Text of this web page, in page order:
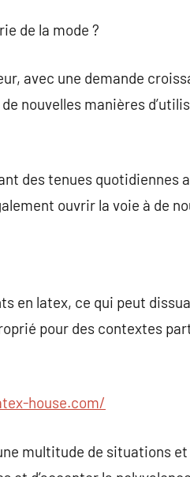
de la mode ?
avec une demande
nouvelles manières
des tenues quotidiennes
ouvrir la voie à de
en latex, ce qui peut
pour des contextes
house.com/
multitude de situations et